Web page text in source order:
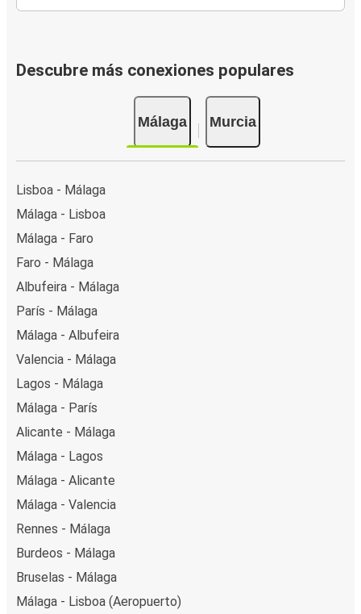
Descubre más conexiones populares
Málaga Murcia
Lisboa - Málaga
Málaga - Lisboa
Málaga - Faro
Faro - Málaga
Albufeira - Málaga
París - Málaga
Málaga - Albufeira
Valencia - Málaga
Lagos - Málaga
Málaga - París
Alicante - Málaga
Málaga - Lagos
Málaga - Alicante
Málaga - Valencia
Rennes - Málaga
Burdeos - Málaga
Bruselas - Málaga
Málaga - Lisboa (Aeropuerto)